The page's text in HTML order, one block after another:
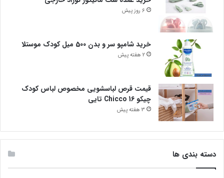
6 روز پیش
خرید شامپو سر و بدن 500 میل کودک موستلا
2 هفته پیش
قیمت قرص لباسشویی مخصوص لباس کودک
چیکو Chicco 16 تایی
3 هفته پیش
دسته بندی ها